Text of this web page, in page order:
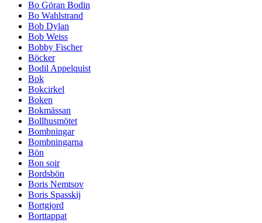
Bo Göran Bodin
Bo Wahlstrand
Bob Dylan
Bob Weiss
Bobby Fischer
Böcker
Bodil Appelquist
Bok
Bokcirkel
Boken
Bokmässan
Bollhusmötet
Bombningar
Bombningarna
Bön
Bon soir
Bordsbön
Boris Nemtsov
Boris Spasskij
Bortgjord
Borttappat